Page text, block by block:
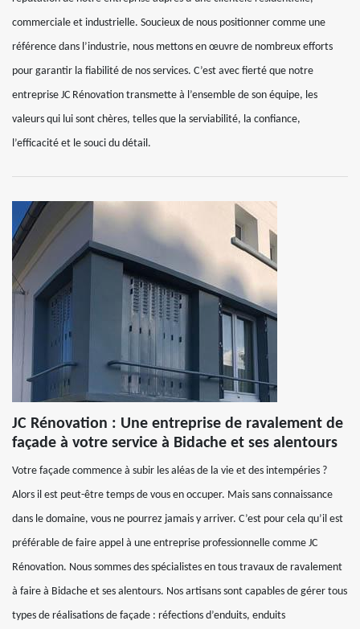
commerciale et industrielle. Soucieux de nous positionner comme une
référence dans l’industrie, nous mettons en œuvre de nombreux efforts
pour garantir la fiabilité de nos services. C’est avec fierté que notre
entreprise JC Rénovation transmette à l’ensemble de son équipe, les
valeurs qui lui sont chères, telles que la serviabilité, la confiance,
l’efficacité et le souci du détail.
JC Rénovation : Une entreprise de ravalement de
façade à votre service à Bidache et ses alentours
Votre façade commence à subir les aléas de la vie et des intempéries ?
Alors il est peut-être temps de vous en occuper. Mais sans connaissance
dans le domaine, vous ne pourrez jamais y arriver. C’est pour cela qu’il est
préférable de faire appel à une entreprise professionnelle comme JC
Rénovation. Nous sommes des spécialistes en tous travaux de ravalement
à faire à Bidache et ses alentours. Nos artisans sont capables de gérer tous
types de réalisations de façade : réfections d’enduits, enduits